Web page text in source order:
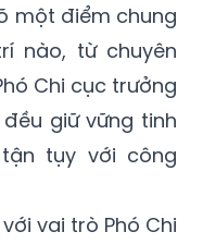
một điểm chung
nào, từ chuyên
Chi cục trưởng
giữ vững tinh
tụy với công
vai trò Phó Chi